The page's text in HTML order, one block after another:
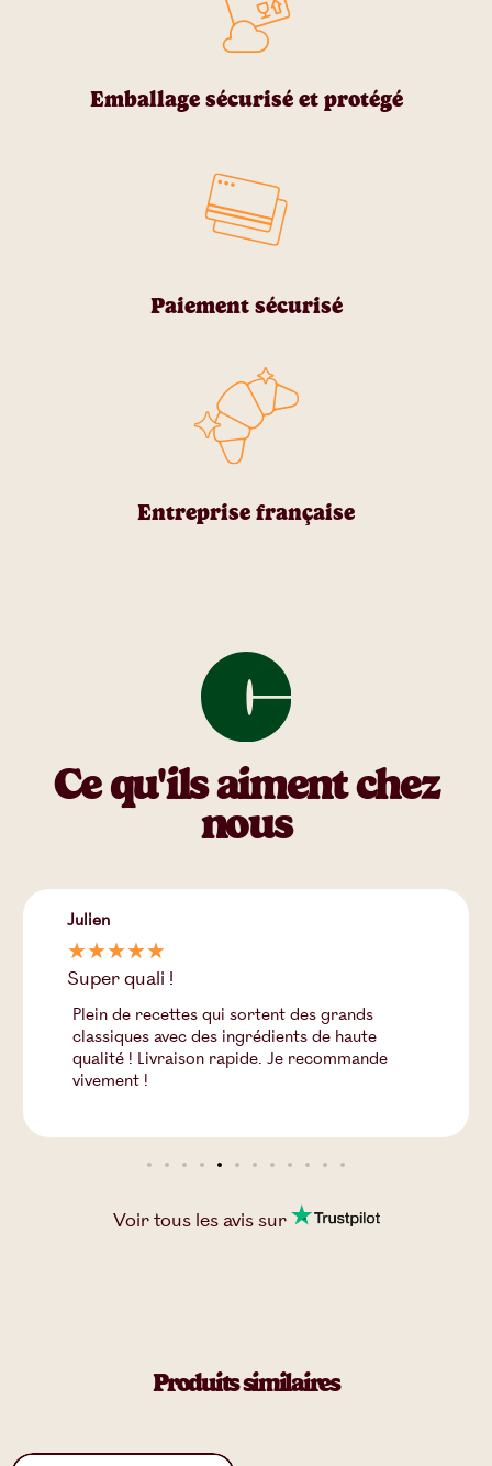
Emballage sécurisé et protégé
Paiement sécurisé
Entreprise française
Ce qu'ils aiment chez
nous
Julien
☆☆☆☆☆
Super quali !
Plein de recettes qui sortent des grands
classiques avec des ingrédients de haute
qualité ! Livraison rapide. Je recommande
vivement !
Voir tous lesavissur
Produits similaires